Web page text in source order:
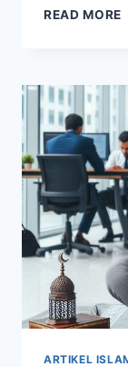
READ MORE
ARTIKEL